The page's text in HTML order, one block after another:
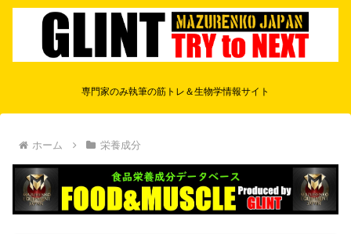
専門家のみ執筆の筋トレ＆生物学情報サイト
ホーム 栄養成分